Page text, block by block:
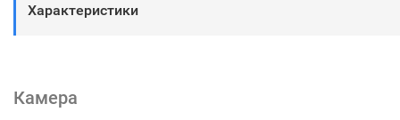
Характеристики
Камера